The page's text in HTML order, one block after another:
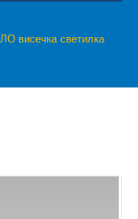
висечка светилка